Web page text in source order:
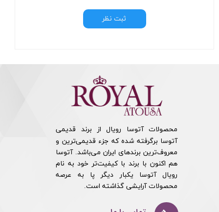
ثبت نظر
محصولات آتوسا رویال از برند قدیمی
آتوسا برگرفته شده که جزء قدیمی‌ترین و
معروف‌ترین برندهای ایران می‌باشد. آتوسا
هم اکنون با برند با کیفیت‌تر خود به نام
رویال آتوسا یکبار دیگر پا به عرصه
محصولات آرایشی گذاشته است.​​​​​​​